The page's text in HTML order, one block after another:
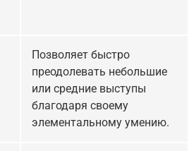
Позволяет быстро
преодолевать небольшие
или средние выступы
благодаря своему
элементальному умению.